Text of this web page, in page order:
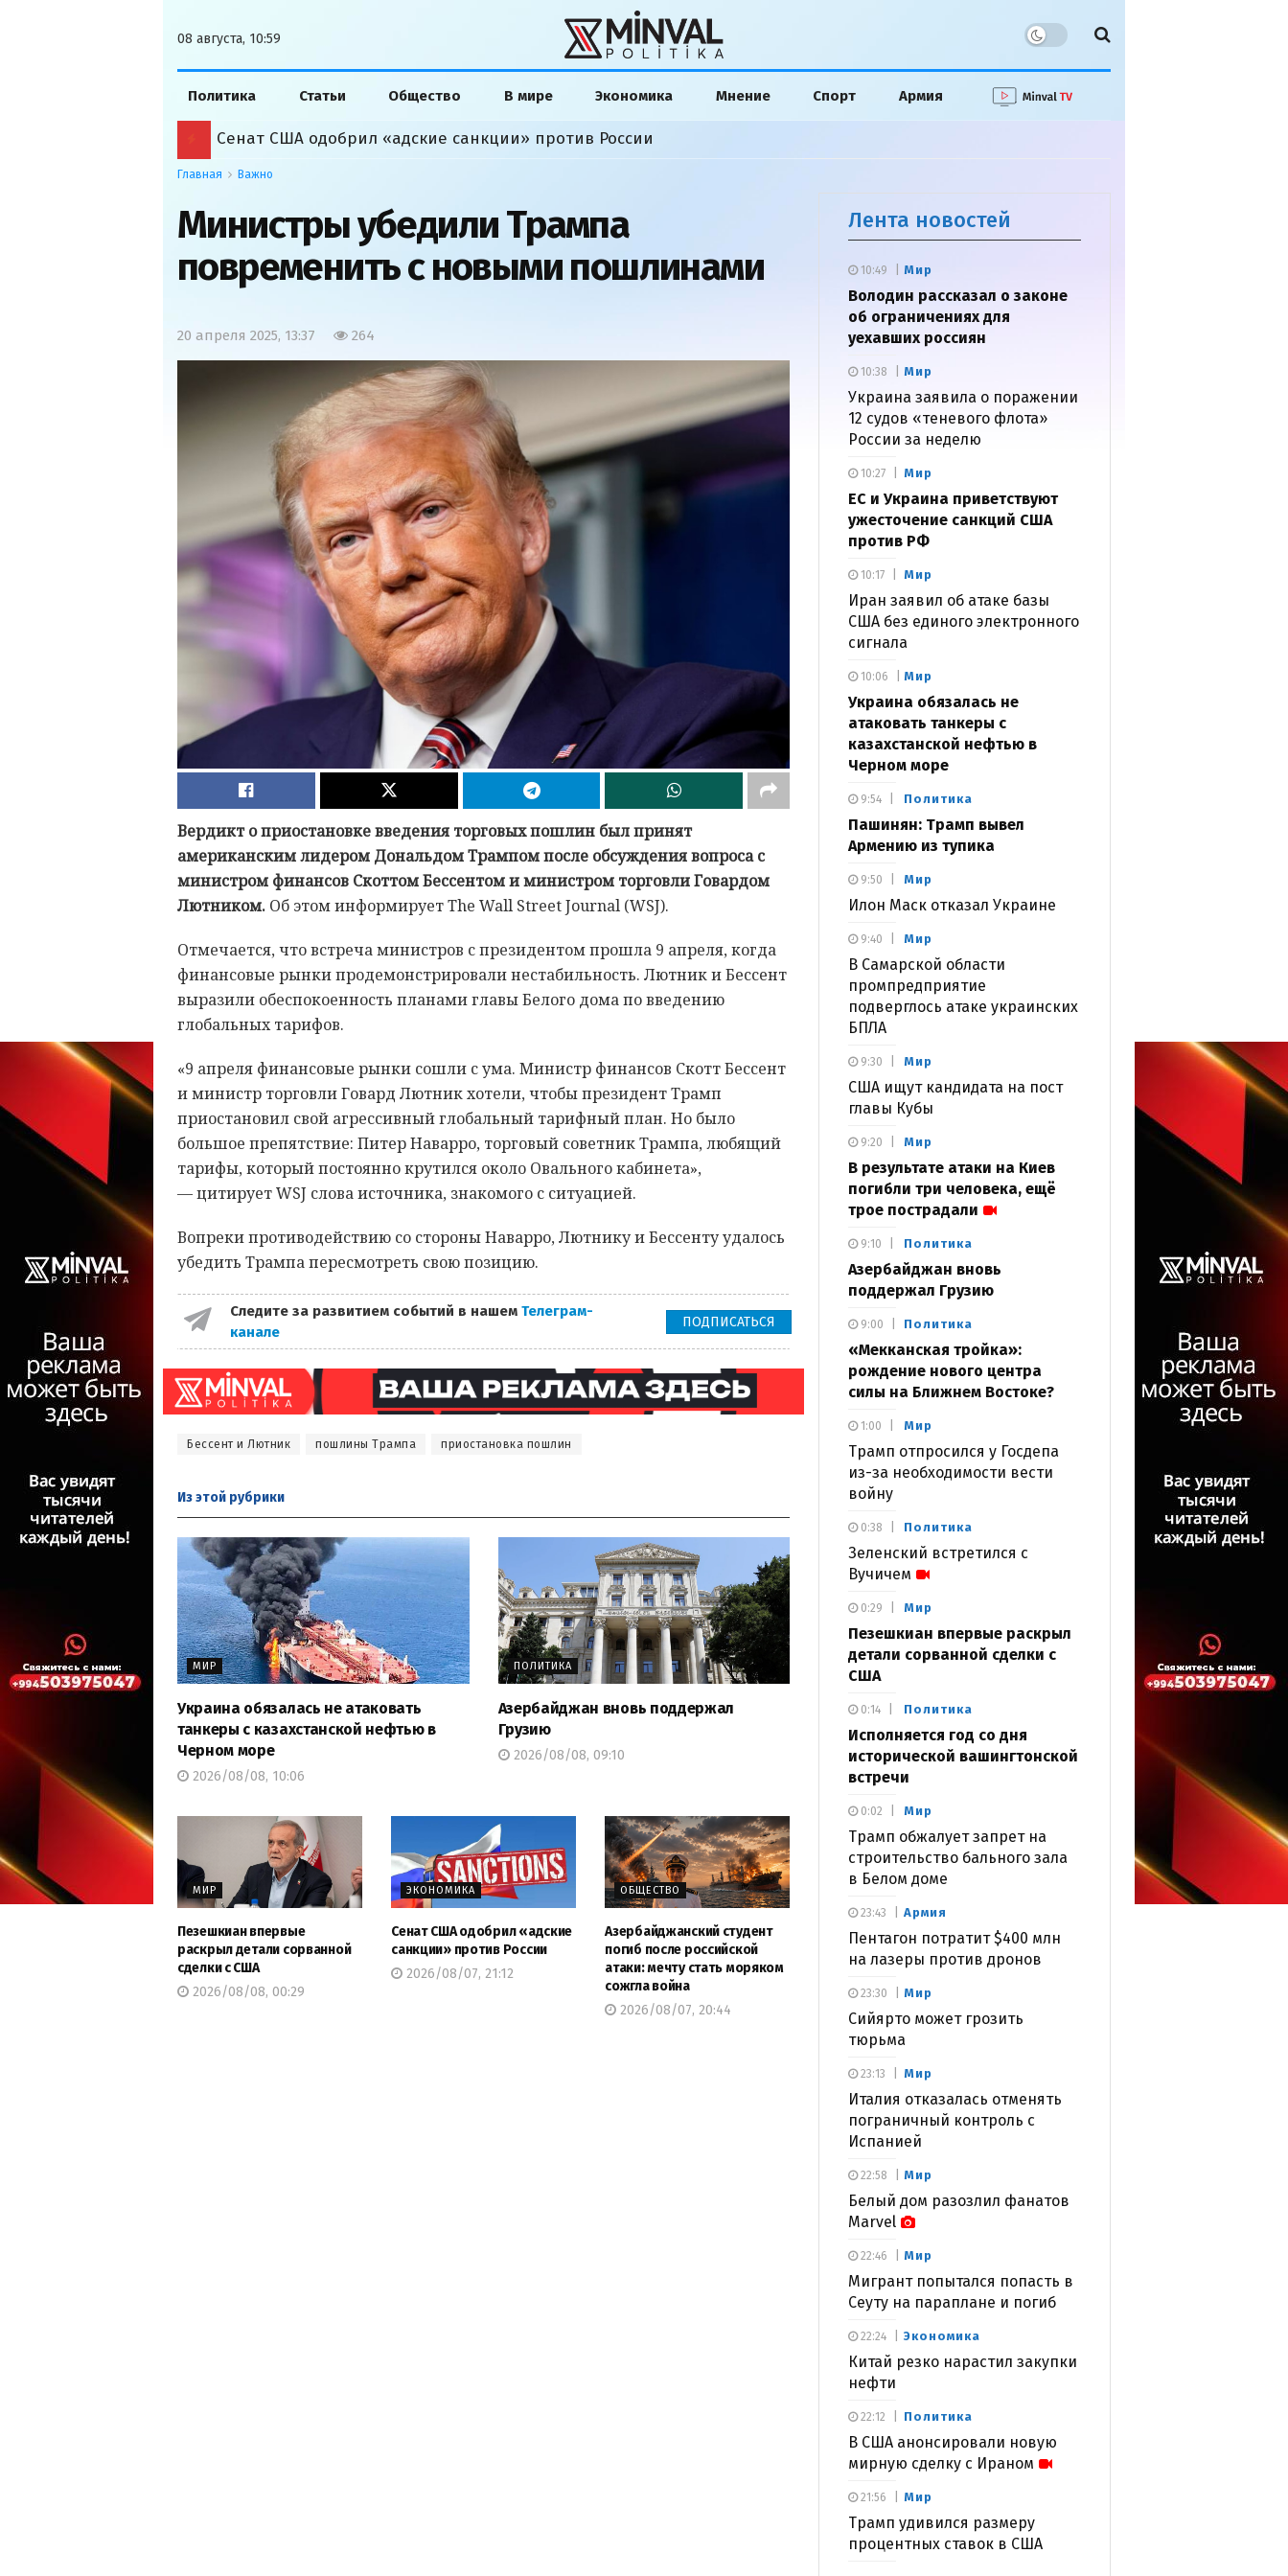
08 августа, 10:59
Политика Статьи Общество В мире Экономика Мнение Спорт Армия
Сенат США одобрил «адские санкции» против России
Главная Важно
Министры убедили Трампа
повременить с новыми пошлинами
20 апреля 2025, 13:37 264
Вердикт о приостановке введения торговых пошлин был принят
американским лидером Дональдом Трампом после обсуждения вопроса с
министром финансов Скоттом Бессентом и министром торговли Говардом
Лютником. Об этом информирует The Wall Street Journal (WSJ).
Отмечается, что встреча министров с президентом прошла 9 апреля, когда
финансовые рынки продемонстрировали нестабильность. Лютник и Бессент
выразили обеспокоенность планами главы Белого дома по введению
глобальных тарифов.
«9 апреля финансовые рынки сошли с ума. Министр финансов Скотт Бессент
и министр торговли Говард Лютник хотели, чтобы президент Трамп
приостановил свой агрессивный глобальный тарифный план. Но было
большое препятствие: Питер Наварро, торговый советник Трампа, любящий
тарифы, который постоянно крутился около Овального кабинета»,
— цитирует WSJ слова источника, знакомого с ситуацией.
Вопреки противодействию со стороны Наварро, Лютнику и Бессенту удалось
убедить Трампа пересмотреть свою позицию.
Следите за развитием событий в нашем Телеграм-
канале
ПОДПИСАТЬСЯ
Бессент и Лютник пошлины Трампа приостановка пошлин
Из этой рубрики
МИР
Украина обязалась не атаковать
танкеры с казахстанской нефтью в
Черном море
2026/08/08, 10:06
ПОЛИТИКА
Азербайджан вновь поддержал
Грузию
2026/08/08, 09:10
МИР
Пезешкиан впервые
раскрыл детали сорванной
сделки с США
2026/08/08, 00:29
ЭКОНОМИКА
Сенат США одобрил «адские
санкции» против России
2026/08/07, 21:12
ОБЩЕСТВО
Азербайджанский студент
погиб после российской
атаки: мечту стать моряком
сожгла война
2026/08/07, 20:44
Лента новостей
Мир
Володин рассказал о законе
об ограничениях для
уехавших россиян
10:49
Мир
Украина заявила о поражении
12 судов «теневого флота»
России за неделю
10:38
Мир
ЕС и Украина приветствуют
ужесточение санкций США
против РФ
10:27
Мир
Иран заявил об атаке базы
США без единого электронного
сигнала
10:17
Мир
Украина обязалась не
атаковать танкеры с
казахстанской нефтью в
Черном море
10:06
Политика
Пашинян: Трамп вывел
Армению из тупика
9:54
Мир
Илон Маск отказал Украине
9:50
Мир
В Самарской области
промпредприятие
подверглось атаке украинских
БПЛА
9:40
Мир
США ищут кандидата на пост
главы Кубы
9:30
Мир
В результате атаки на Киев
погибли три человека, ещё
трое пострадали
9:20
Политика
Азербайджан вновь
поддержал Грузию
9:10
Политика
«Мекканская тройка»:
рождение нового центра
силы на Ближнем Востоке?
9:00
Мир
Трамп отпросился у Госдепа
из-за необходимости вести
войну
1:00
Политика
Зеленский встретился с
Вучичем
0:38
Мир
Пезешкиан впервые раскрыл
детали сорванной сделки с
США
0:29
Политика
Исполняется год со дня
исторической вашингтонской
встречи
0:14
Мир
Трамп обжалует запрет на
строительство бального зала
в Белом доме
0:02
Армия
Пентагон потратит $400 млн
на лазеры против дронов
23:43
Мир
Сийярто может грозить
тюрьма
23:30
Мир
Италия отказалась отменять
пограничный контроль с
Испанией
23:13
Мир
Белый дом разозлил фанатов
Marvel
22:58
Мир
Мигрант попытался попасть в
Сеуту на параплане и погиб
22:46
Экономика
Китай резко нарастил закупки
нефти
22:24
Политика
В США анонсировали новую
мирную сделку с Ираном
22:12
Мир
Трамп удивился размеру
процентных ставок в США
21:56